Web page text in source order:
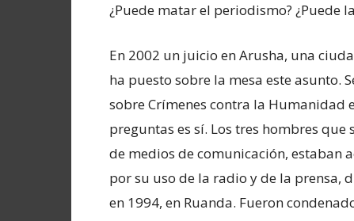
¿Puede matar el periodismo? ¿Puede
En 2002 un juicio en Arusha, una
ha puesto sobre la mesa este asunto.
sobre Crímenes contra la Humanidad
preguntas es sí. Los tres hombres
de medios de comunicación, estaban
por su uso de la radio y de la prensa,
en 1994, en Ruanda. Fueron